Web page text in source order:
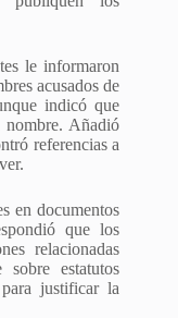
le informaron
acusados de
indicó que
nombre. Añadió
referencias a
en documentos
que los
relacionadas
estatutos
justificar la